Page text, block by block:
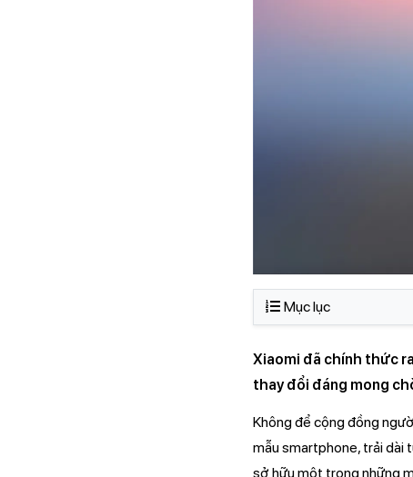
Mục lục
Xiaomi đã chính thức
thay đổi đáng mong
Không để cộng đồng
mẫu smartphone, trải dài
sở hữu một trong những